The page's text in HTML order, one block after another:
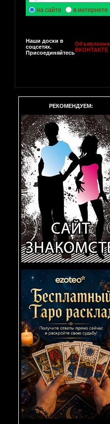
на сайте в интернете
Наши доски в
соцсетях.
Присоединяйтесь
Объявления
ВКОНТАКТЕ
РЕКОМЕНДУЕМ: